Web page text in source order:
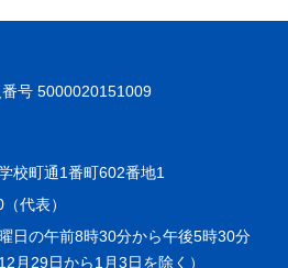
号 5000020151009
校町通1番町602番地1
代表）
日の午前8時30分から午後5時30分
月29日から1月3日を除く）